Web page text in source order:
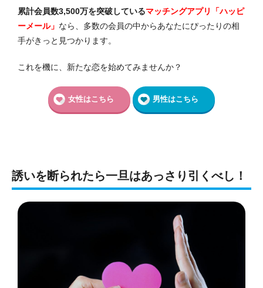
累計会員数3,500万を突破しているマッチングアプリ「ハッピ
ーメール」 なら、多数の会員の中からあなたにぴったりの相
手がきっと見つかります。
これを機に、新たな恋を始めてみませんか？
女性はこちら 男性はこちら
誘いを断られたら一旦はあっさり引くべし！